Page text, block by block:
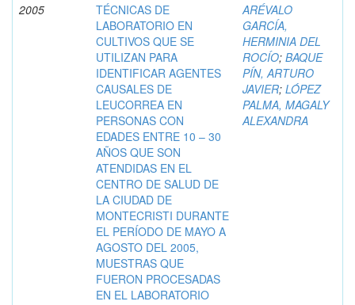
2005
TÉCNICAS DE
LABORATORIO EN
CULTIVOS QUE SE
UTILIZAN PARA
IDENTIFICAR AGENTES
CAUSALES DE
LEUCORREA EN
PERSONAS CON
EDADES ENTRE 10 – 30
AÑOS QUE SON
ATENDIDAS EN EL
CENTRO DE SALUD DE
LA CIUDAD DE
MONTECRISTI DURANTE
EL PERÍODO DE MAYO A
AGOSTO DEL 2005,
MUESTRAS QUE
FUERON PROCESADAS
EN EL LABORATORIO
ARÉVALO
GARCÍA,
HERMINIA DEL
ROCÍO; BAQUE
PÍN, ARTURO
JAVIER; LÓPEZ
PALMA, MAGALY
ALEXANDRA